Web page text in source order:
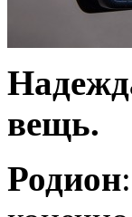
вещь.
Родион